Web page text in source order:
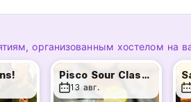
кровати для вновь прибывших.
светлые просторные номера и
слепой тест...
организованным хостелом на
Pisco Sour Classes!
13 авг.